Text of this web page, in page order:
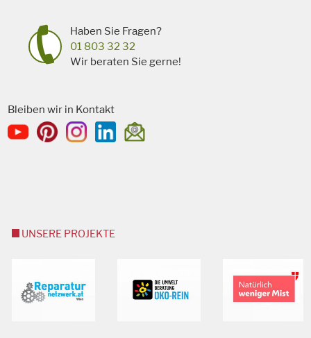
Haben Sie Fragen?
01 803 32 32
Wir beraten Sie gerne!
Bleiben wir in Kontakt
UNSERE PROJEKTE